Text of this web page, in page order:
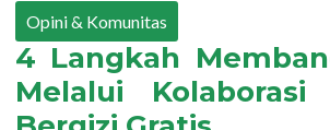
Opini & Komunitas
4 Langkah
Melalui